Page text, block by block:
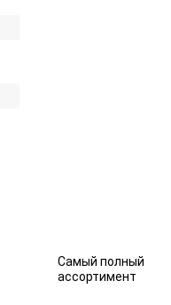
Самый полный
ассортимент